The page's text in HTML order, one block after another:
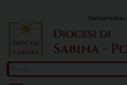
content
San
per: